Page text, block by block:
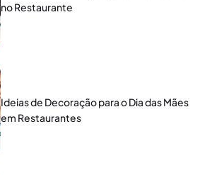
no Restaurante
Ideias de Decoração para o Dia das Mães
em Restaurantes